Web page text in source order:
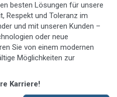
besten Lösungen für unsere
Respekt und Toleranz im
und mit unseren Kunden –
oder neue
Sie von einem modernen
Möglichkeiten zur
Karriere!